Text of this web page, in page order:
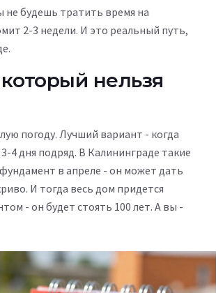
не будешь тратить время на
2-3 недели. И это реальный путь,
нельзя
погоду. Лучший вариант - когда
4 дня подряд. В Калининграде такие
в апреле - он может дать
И тогда весь дом придется
- он будет стоять 100 лет. А вы -